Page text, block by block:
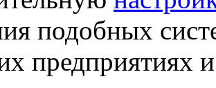
подобных
предприятиях